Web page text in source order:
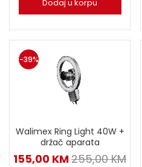
Dodaj u korpu
-39%
Walimex Ring Light 40W +
držač aparata
155,00 KM255,00KM